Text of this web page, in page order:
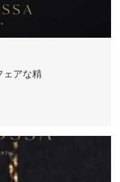
アな精